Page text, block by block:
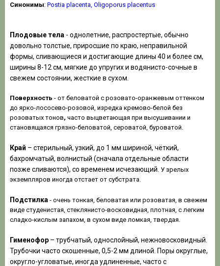
Синонимы: Postia placenta, Oligoporus placentus
Плодовые тела - однолетние, распростертые, обычно
довольно толстые, приросшие по краю, неправильной
формы, сливающиеся и достигающие длины 40 и более см,
ширины 8-12 см, мягкие до упругих и водянисто-сочные в
свежем состоянии, жесткие в сухом.
Поверхность - от беловатой с розовато-оранжевым оттенком
до ярко-лососево-розовой, изредка кремово-белой без
розоватых тонов, часто выцветающая при высушивании и
становящаяся грязно-беловатой, сероватой, буроватой.
Край – стерильный, узкий, до 1 мм шириной, чёткий,
бахромчатый, волнистый (сначала отдельные области
позже сливаются), со временем исчезающий. У зрелых
экземпляров иногда отстает от субстрата.
Подстилка - очень тонкая, беловатая или розоватая, в свежем
виде студенистая, стеклянисто-восковидная, плотная, с легким
сладко-кислым запахом, в сухом виде ломкая, твердая.
Гименофор – трубчатый, однослойный, нежновосковидный.
Трубочки часто скошенные, 0,5-2 мм длиной. Поры округлые,
округло-угловатые, иногда удлиненные, часто с